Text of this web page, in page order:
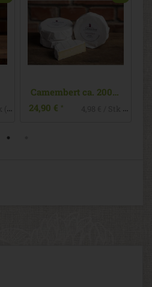
6,13 € / Stk (1 Stück ca. 250g)
Camembert ca. 200g, Burglahr
24,90 €*